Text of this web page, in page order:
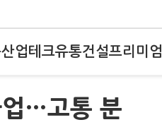
산업테크유통건설프리미엄
업…고통 분